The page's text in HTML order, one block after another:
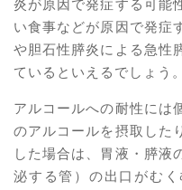
炎が原因で発症する可能
い食事などが原因で発症
や胆石性膵炎による急性
ているといえるでしょう。
アルコールへの耐性には
のアルコールを摂取した
した場合は、胃液・膵液
泌する管）の出口がむ